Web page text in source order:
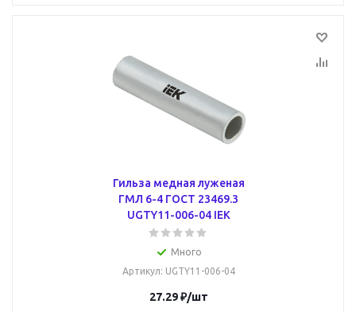
Гильза медная луженая
ГМЛ 6-4 ГОСТ 23469.3
UGTY11-006-04 IEK
Много
Артикул: UGTY11-006-04
27.29₽/шт